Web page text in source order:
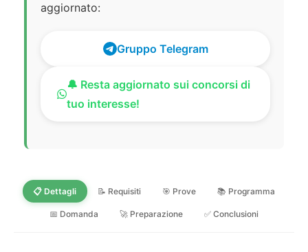
aggiornato:
Gruppo Telegram
🔔 Resta aggiornato sui concorsi di
tuo interesse!
📋 Dettagli 📝 Requisiti 🎯 Prove 📚 Programma
📅 Domanda 🚀 Preparazione ✅ Conclusioni